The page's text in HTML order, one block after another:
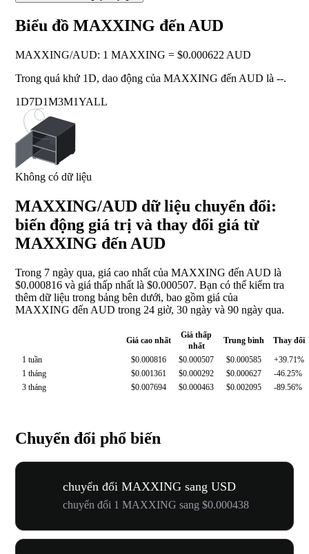
Biểu đồ MAXXING đến AUD
MAXXING/AUD: 1 MAXXING = $0.000622 AUD
Trong quá khứ 1D, dao động của MAXXING đến AUD là --.
1D7D1M3M1YALL
Không có dữ liệu
MAXXING/AUD dữ liệu chuyển đổi:
biến động giá trị và thay đổi giá từ
MAXXING đến AUD
Trong 7 ngày qua, giá cao nhất của MAXXING đến AUD là
$0.000816 và giá thấp nhất là $0.000507. Bạn có thể kiểm tra
thêm dữ liệu trong bảng bên dưới, bao gồm giá của
MAXXING đến AUD trong 24 giờ, 30 ngày và 90 ngày qua.
Giá cao nhất
Giá thấp
nhất
Trung bình
Thay đổi
1 tuần
$0.000816 $0.000507 $0.000585
+39.71%
1 tháng
$0.001361 $0.000292 $0.000627
-46.25%
3 tháng
$0.007694 $0.000463 $0.002095 -89.56%
Chuyển đổi phổ biến
chuyển đổi MAXXING sang USD
chuyển đổi 1 MAXXING sang $0.000438